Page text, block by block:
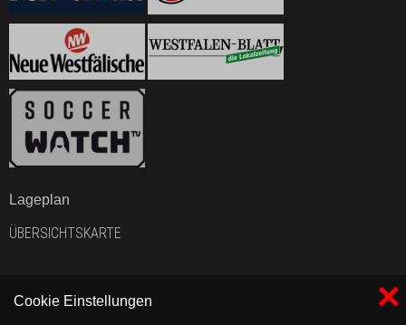
×
Cookie Einstellungen
Lageplan
ÜBERSICHTSKARTE